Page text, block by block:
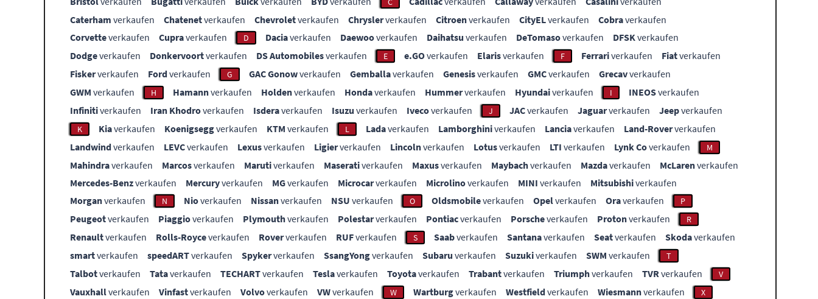
Caterham verkaufen Chatenetverkaufen Chevroletverkaufen Chryslerverkaufen Citroenverkaufen CityELverkaufen Cobraverkaufen
Corvetteverkaufen Cupraverkaufen D Daciaverkaufen Daewooverkaufen Daihatsu verkaufen DeTomasoverkaufen DFSKverkaufen
Dodgeverkaufen Donkervoortverkaufen DS Automobilesverkaufen E e.GOverkaufen Elarisverkaufen F Ferrariverkaufen Fiatverkaufen
Fiskerverkaufen Fordverkaufen G GAC Gonowverkaufen Gemballaverkaufen Genesisverkaufen GMCverkaufen Grecavverkaufen
GWM verkaufen H Hamannverkaufen Holdenverkaufen Hondaverkaufen Hummerverkaufen Hyundaiverkaufen I INEOSverkaufen
Infinitiverkaufen Iran Khodroverkaufen Isderaverkaufen Isuzu verkaufen Ivecoverkaufen J JACverkaufen Jaguarverkaufen Jeepverkaufen
K Kiaverkaufen Koenigseggverkaufen KTM verkaufen L Ladaverkaufen Lamborghiniverkaufen Lanciaverkaufen Land-Roververkaufen
Landwindverkaufen LEVCverkaufen Lexusverkaufen Ligierverkaufen Lincolnverkaufen Lotusverkaufen LTI verkaufen Lynk Coverkaufen M
Mahindraverkaufen Marcosverkaufen Marutiverkaufen Maserativerkaufen Maxusverkaufen Maybachverkaufen Mazdaverkaufen McLarenverkaufen
Mercedes-Benzverkaufen Mercuryverkaufen MGverkaufen Microcarverkaufen Microlinoverkaufen MINI verkaufen Mitsubishiverkaufen
Morganverkaufen N Nioverkaufen Nissanverkaufen NSU verkaufen O Oldsmobileverkaufen Opelverkaufen Oraverkaufen P
Peugeotverkaufen Piaggioverkaufen Plymouthverkaufen Polestarverkaufen Pontiacverkaufen Porscheverkaufen Protonverkaufen R
Renaultverkaufen Rolls-Royceverkaufen Roververkaufen RUFverkaufen S Saabverkaufen Santanaverkaufen Seatverkaufen Skodaverkaufen
smartverkaufen speedARTverkaufen Spykerverkaufen SsangYongverkaufen Subaru verkaufen Suzukiverkaufen SWM verkaufen T
Talbotverkaufen Tataverkaufen TECHARTverkaufen Teslaverkaufen Toyotaverkaufen Trabantverkaufen Triumphverkaufen TVRverkaufen V
Vauxhallverkaufen Vinfastverkaufen Volvoverkaufen VWverkaufen W Wartburgverkaufen Westfieldverkaufen Wiesmannverkaufen X